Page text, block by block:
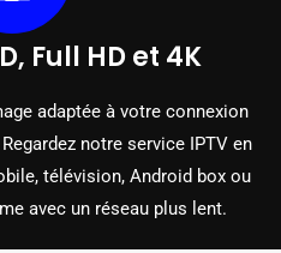
Full HD et 4K
adaptée à votre connexion
notre service IPTV en
télévision, Android box ou
avec un réseau plus lent.